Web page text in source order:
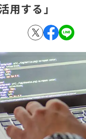
用する」